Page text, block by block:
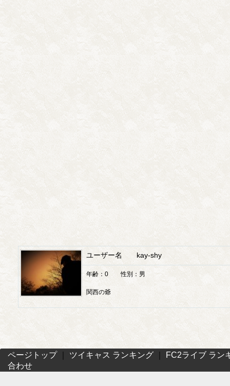
ユーザー名 kay-shy
年齢：0 性別：男
関西の爺
ページトップ｜ ツイキャス ランキング
FC2ライブ ラン
合わせ